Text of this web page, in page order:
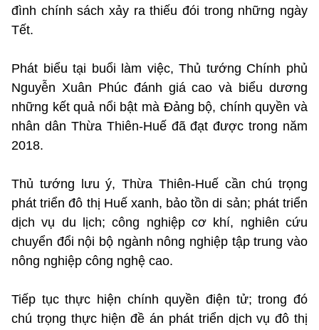
đình chính sách xảy ra thiếu đói trong những ngày
Tết.
Phát biểu tại buổi làm việc, Thủ tướng Chính phủ
Nguyễn Xuân Phúc đánh giá cao và biểu dương
những kết quả nổi bật mà Đảng bộ, chính quyền và
nhân dân Thừa Thiên-Huế đã đạt được trong năm
2018.
Thủ tướng lưu ý, Thừa Thiên-Huế cần chú trọng
phát triển đô thị Huế xanh, bảo tồn di sản; phát triển
dịch vụ du lịch; công nghiệp cơ khí, nghiên cứu
chuyển đổi nội bộ ngành nông nghiệp tập trung vào
nông nghiệp công nghệ cao.
Tiếp tục thực hiện chính quyền điện tử; trong đó
chú trọng thực hiện đề án phát triển dịch vụ đô thị